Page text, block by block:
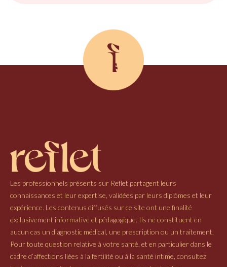
Les professionnels présents sur Reflet partagent leurs
connaissances et leur expertise, validées par leurs diplômes et leur
expérience. Les contenus diffusés sur ce site ont une finalité
exclusivement informative et pédagogique. Ils ne constituent en
aucun cas un diagnostic médical, une prescription ou un traitement.
Pour toute question relative à votre santé, et en particulier dans le
cadre d’affections liées à la fertilité ou à la santé intime, consultez